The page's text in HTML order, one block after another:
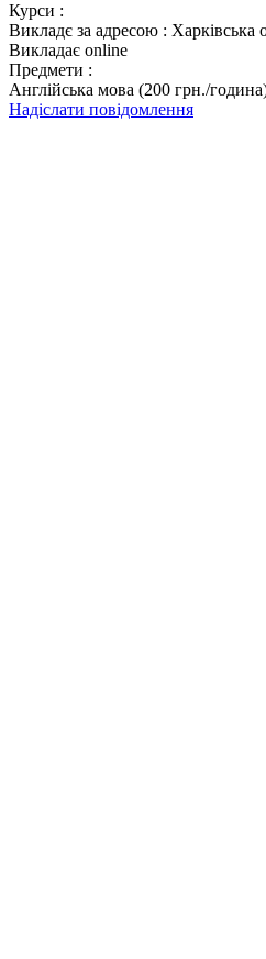
Курси :
Викладє за адресою : Харківська
Викладає online
Предмети :
Англійська мова (200 грн./
Надіслати повідомлення